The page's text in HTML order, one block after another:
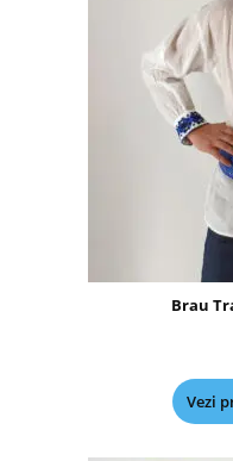
Brau
Vezi